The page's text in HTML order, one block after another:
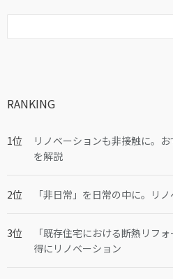
RANKING
リノベーションも非接触に。
を解説
「非日常」を日常の中に。リ
「既存住宅における断熱リフ
得にリノベーション